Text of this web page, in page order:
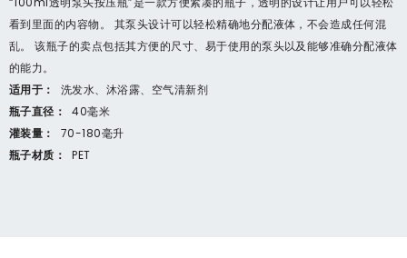
看到里面的内容物。 其泵头设计可以轻松精确地分配液体，不会造成任何混
乱。 该瓶子的卖点包括其方便的尺寸、易于使用的泵头以及能够准确分配液体
的能力。
适用于：
洗发水、沐浴露、空气清新剂
瓶子直径：
40毫米
灌装量：
70-180毫升
瓶子材质：
PET